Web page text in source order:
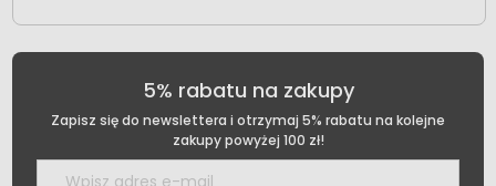
5% rabatu na zakupy
Zapisz się do newslettera i otrzymaj 5% rabatu na kolejne
zakupy powyżej 100 zł!